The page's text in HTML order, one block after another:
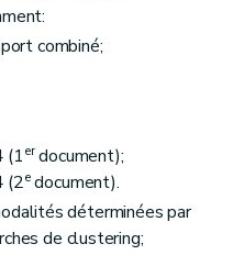
combiné;
(1erdocument);
(2edocument).
déterminées par
de clustering;